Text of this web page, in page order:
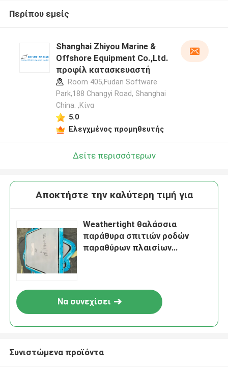
Περίπου εμείς
Shanghai Zhiyou Marine &
Offshore Equipment Co.,Ltd.
προφίλ κατασκευαστή
Room 405,Fudan Software
Park,188 Changyi Road, Shanghai
China. ,Κίνα
5.0
Ελεγχμένος προμηθευτής
Δείτε περισσότερων
Αποκτήστε την καλύτερη τιμή για
Weathertight θαλάσσια
παράθυρα σπιτιών ροδών
παραθύρων πλαισίων
Να συνεχίσει
Συνιστώμενα προϊόντα